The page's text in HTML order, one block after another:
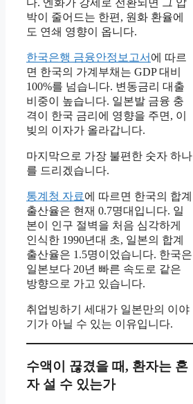
박이 줄어드는 한편, 원화 환율에
도 연쇄 영향이 옵니다.
한국은행 금융안정보고서 에 따르
면 한국의 가계부채는 GDP 대비
100%를 넘습니다. 변동금리 대출
비중이 높습니다. 일본발 금융 충
격이 한국 금리에 영향을 주면, 이
빚의 이자가 올라갑니다.
마지막으로 가장 불편한 숫자 하나
를 드리겠습니다.
통계청 자료에 따르면 한국의 합계
출산율은 현재 0.7명대입니다. 일
본이 인구 절벽을 처음 심각하게
인식한 1990년대 초, 일본의 합계
출산율은 1.5명이었습니다. 한국은
일본보다 20년 빠른 속도로 같은
방향으로 가고 있습니다.
취업빙하기 세대가 일본만의 이야
기가 아닐 수 있는 이유입니다.
수액이 끊겼을 때, 환자는 혼
자 설 수 있는가